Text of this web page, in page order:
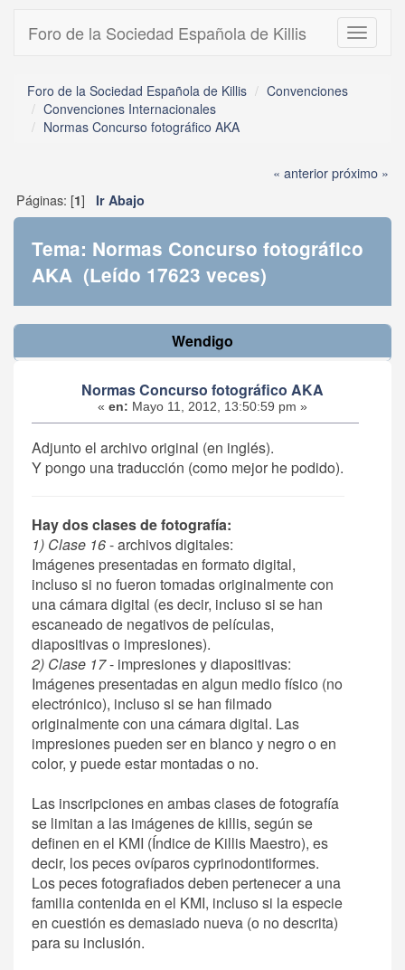
Toggle
Foro de la Sociedad Española de Killis
Foro de la Sociedad Española de Killis
Convenciones
Convenciones Internacionales
Normas Concurso fotográfico AKA
« anteriorpróximo »
Páginas: [1] Ir Abajo
Tema: Normas Concurso fotográfico
AKA (Leído 17623 veces)
Wendigo
Normas Concurso fotográfico AKA
« en: Mayo 11, 2012, 13:50:59 pm »
Adjunto el archivo original (en inglés).
Y pongo una traducción (como mejor he podido).
Hay dos clases de fotografía:
1) Clase 16- archivos digitales:
Imágenes presentadas en formato digital,
incluso si no fueron tomadas originalmente con
una cámara digital (es decir, incluso si se han
escaneado de negativos de películas,
diapositivas o impresiones).
2) Clase 17- impresiones y diapositivas:
Imágenes presentadas en algun medio físico (no
electrónico), incluso si se han filmado
originalmente con una cámara digital. Las
impresiones pueden ser en blanco y negro o en
color, y puede estar montadas o no.
Las inscripciones en ambas clases de fotografía
se limitan a las imágenes de killis, según se
definen en el KMI (Índice de Killis Maestro), es
decir, los peces ovíparos cyprinodontiformes.
Los peces fotografiados deben pertenecer a una
familia contenida en el KMI, incluso si la especie
en cuestión es demasiado nueva (o no descrita)
para su inclusión.